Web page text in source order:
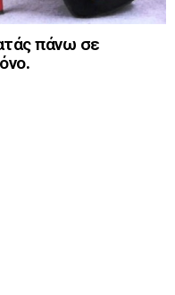
πάνω σε